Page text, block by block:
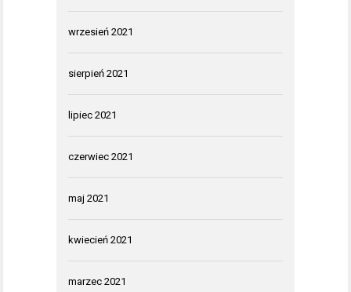
wrzesień 2021
sierpień 2021
lipiec 2021
czerwiec 2021
maj 2021
kwiecień 2021
marzec 2021